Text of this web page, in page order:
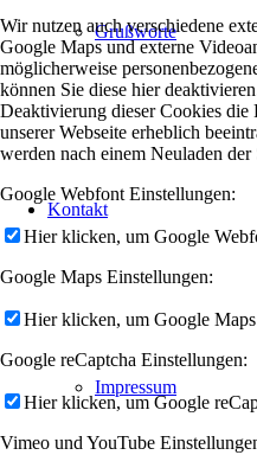
Grußworte
Kontakt
Impressum
Wir nutzen auch verschiedene
Google Maps und externe
möglicherweise
können Sie diese hier
Deaktivierung dieser Cookies die
unserer Webseite erheblich
werden nach einem Neuladen der
Google Webfont Einstellungen:
Hier klicken, um Google
Google Maps Einstellungen:
Hier klicken, um Google
Google reCaptcha Einstellungen:
Hier klicken, um Google
Vimeo und YouTube